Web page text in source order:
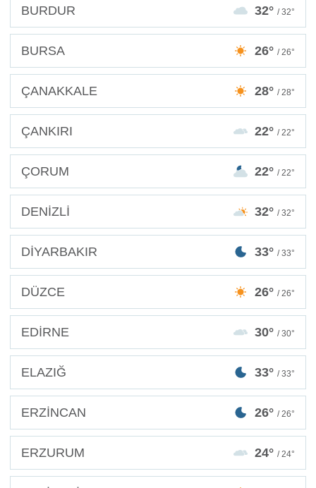
BURDUR 32° / 32°
BURSA 26° / 26°
ÇANAKKALE 28° / 28°
ÇANKIRI 22° / 22°
ÇORUM 22° / 22°
DENİZLİ 32° / 32°
DİYARBAKIR 33° / 33°
DÜZCE 26° / 26°
EDİRNE 30° / 30°
ELAZIĞ 33° / 33°
ERZİNCAN 26° / 26°
ERZURUM 24° / 24°